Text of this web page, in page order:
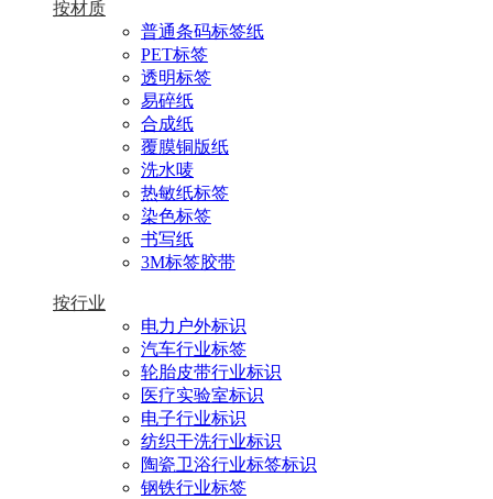
按材质
普通条码标签纸
PET标签
透明标签
易碎纸
合成纸
覆膜铜版纸
洗水唛
热敏纸标签
染色标签
书写纸
3M标签胶带
按行业
电力户外标识
汽车行业标签
轮胎皮带行业标识
医疗实验室标识
电子行业标识
纺织干洗行业标识
陶瓷卫浴行业标签标识
钢铁行业标签